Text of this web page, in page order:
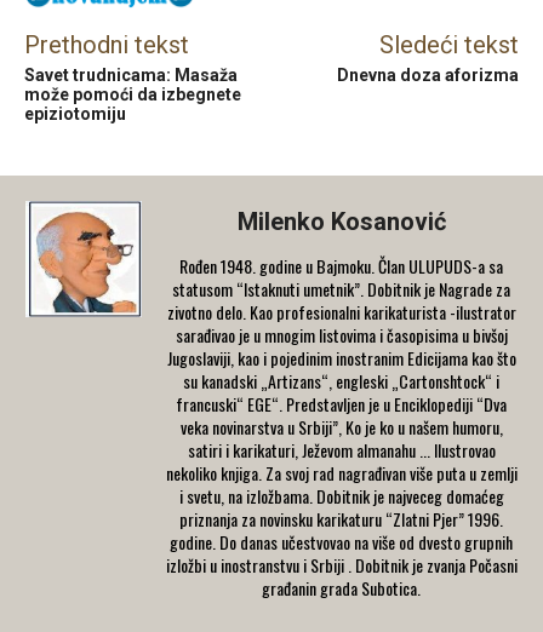
Prethodni tekst
Savet trudnicama: Masaža
može pomoći da izbegnete
epiziotomiju
Sledeći tekst
Dnevna doza aforizma
Milenko Kosanović
Rođen 1948. godine u Bajmoku. Član ULUPUDS-a sa
statusom “Istaknuti umetnik”. Dobitnik je Nagrade za
zivotno delo. Kao profesionalni karikaturista -ilustrator
sarađivao je u mnogim listovima i časopisima u bivšoj
Jugoslaviji, kao i pojedinim inostranim Edicijama kao što
su kanadski „Artizans“, engleski „Cartonshtock“ i
francuski“ EGE“. Predstavljen je u Enciklopediji “Dva
veka novinarstva u Srbiji”, Ko je ko u našem humoru,
satiri i karikaturi, Ježevom almanahu ... Ilustrovao
nekoliko knjiga. Za svoj rad nagrađivan više puta u zemlji
i svetu, na izložbama. Dobitnik je najveceg domaćeg
priznanja za novinsku karikaturu “Zlatni Pjer” 1996.
godine. Do danas učestvovao na više od dvesto grupnih
izložbi u inostranstvu i Srbiji . Dobitnik je zvanja Počasni
građanin grada Subotica.